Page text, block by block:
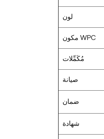
لون
مكون WPC
مُكَمِّلات
صيانة
ضمان
شهادة